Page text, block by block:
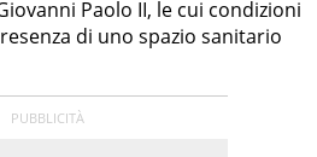
Paolo II, le cui condizioni
di uno spazio sanitario